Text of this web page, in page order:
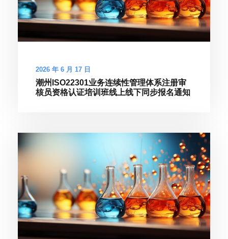
2026 年 6 月 17 日
潮州ISO22301业务连续性管理体系注册审
核员资格认证培训班线上线下同步报名通知